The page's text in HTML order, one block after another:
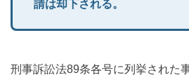
請は却下される。
刑事訴訟法89条各号に列挙された